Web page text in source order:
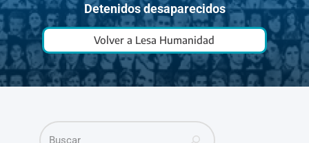
Detenidos desaparecidos
Volver a Lesa Humanidad